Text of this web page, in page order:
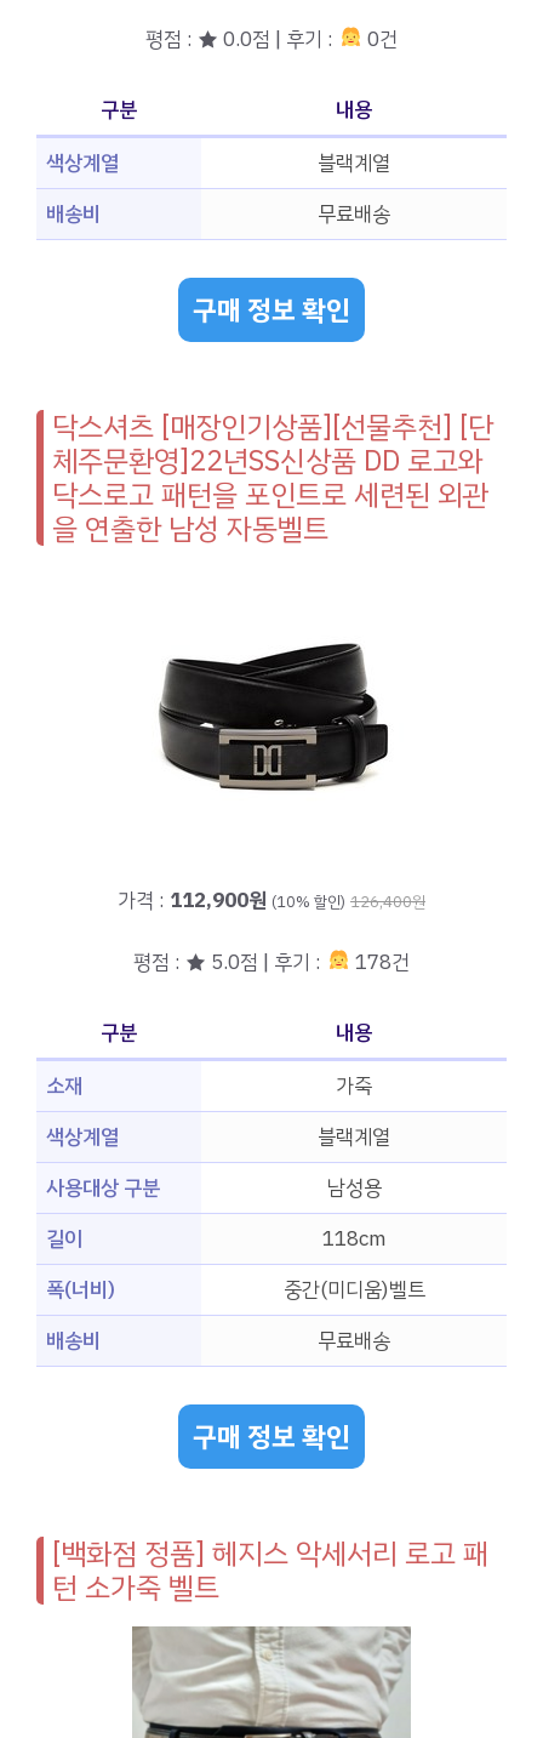
평점 : ★ 0.0점 | 후기 : 0건
구분
내용
색상계열
블랙계열
배송비
무료배송
구매 정보 확인
닥스셔츠 [매장인기상품][선물추천] [단
체주문환영]22년SS신상품 DD 로고와
닥스로고 패턴을 포인트로 세련된 외관
을 연출한 남성 자동벨트
가격 : 112,900원 (10% 할인) 126,400원
평점 : ★ 5.0점 | 후기 : 178건
구분
내용
소재
가죽
색상계열
블랙계열
사용대상 구분
남성용
길이
118cm
폭(너비)
중간(미디움)벨트
배송비
무료배송
구매 정보 확인
[백화점 정품] 헤지스 악세서리 로고 패
턴 소가죽 벨트